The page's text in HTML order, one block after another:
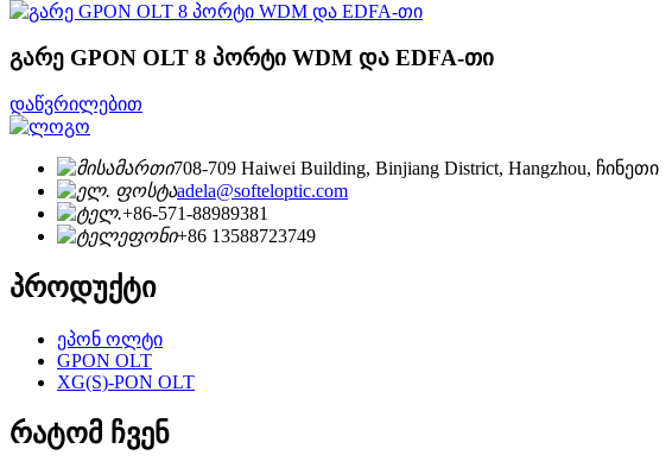
გარე GPON OLT 8 პორტი WDM და EDFA-თი
დაწვრილებით
708-709 Haiwei Building, Binjiang District, Hangzhou, ჩინეთი
adela@softeloptic.com
+86-571-88989381
+86 13588723749
პროდუქტი
ეპონ ოლტი
GPON OLT
XG(S)-PON OLT
რატომ ჩვენ